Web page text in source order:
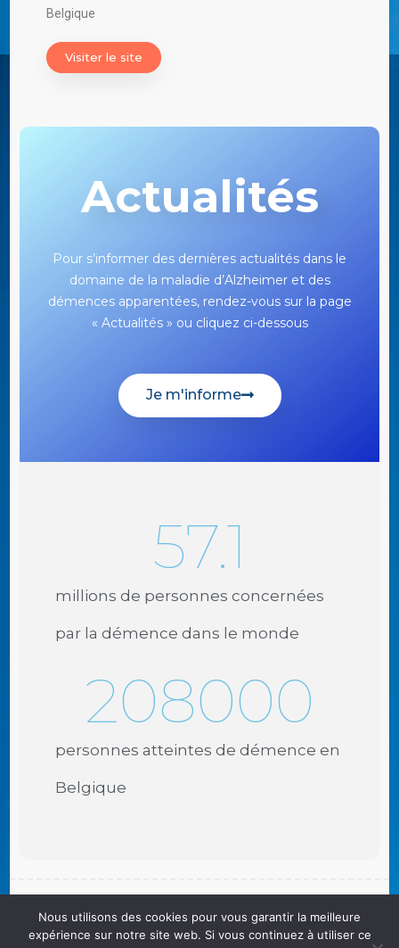
Belgique
Visiter le site
Actualités
Pour s’informer des dernières actualités dans le
domaine de la maladie d’Alzheimer et des
démences apparentées, rendez-vous sur la page
« Actualités » ou cliquez ci-dessous
Je m'informe
millions de personnes concernées
par la démence dans le monde
57.1
personnes atteintes de démence en
Belgique
208000
Copyright © 2026Ligue Nationale Alzheimer Liga ASBL/vzw/VoG. Theme by
ColorlibPowered byWordPress
Nous utilisons des cookies pour vous garantir la meilleure
expérience sur notre site web. Si vous continuez à utiliser ce